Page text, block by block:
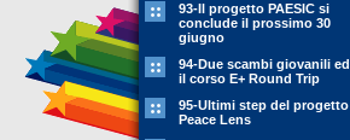
93-Il progetto PAESIC si
conclude il prossimo 30
giugno
94-Due scambi giovanili ed
il corso E+ Round Trip
95-Ultimi step del progetto
Peace Lens